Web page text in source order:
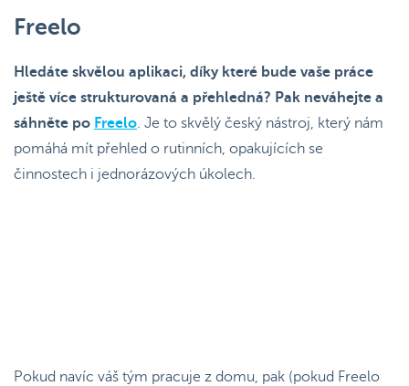
Freelo
Hledáte skvělou aplikaci, díky které bude vaše práce
ještě více strukturovaná a přehledná? Pak neváhejte a
sáhněte po Freelo. Je to skvělý český nástroj, který nám
pomáhá mít přehled o rutinních, opakujících se
činnostech i jednorázových úkolech.
Pokud navíc váš tým pracuje z domu, pak (pokud Freelo